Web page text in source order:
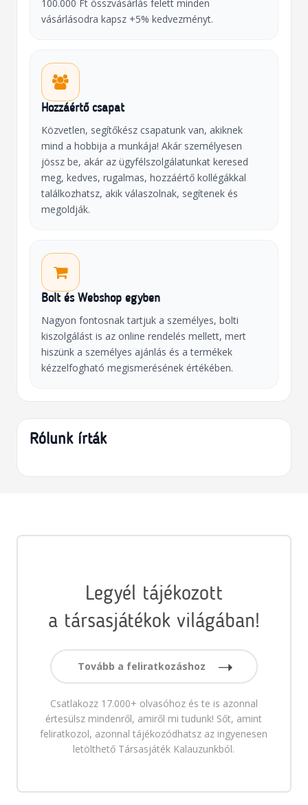
100.000 Ft összvásárlás felett minden
vásárlásodra kapsz +5% kedvezményt.
Hozzáértő csapat
Közvetlen, segítőkész csapatunk van, akiknek
mind a hobbija a munkája! Akár személyesen
jössz be, akár az ügyfélszolgálatunkat keresed
meg, kedves, rugalmas, hozzáértő kollégákkal
találkozhatsz, akik válaszolnak, segítenek és
megoldják.
Bolt és Webshop egyben
Nagyon fontosnak tartjuk a személyes, bolti
kiszolgálást is az online rendelés mellett, mert
hiszünk a személyes ajánlás és a termékek
kézzelfogható megismerésének értékében.
Rólunk írták
Legyél tájékozott
a társasjátékok világában!
Tovább a feliratkozáshoz
Csatlakozz 17.000+ olvasóhoz és te is azonnal
értesülsz mindenről, amiről mi tudunk! Sőt, amint
feliratkozol, azonnal tájékozódhatsz az ingyenesen
letölthető Társasjáték Kalauzunkból.